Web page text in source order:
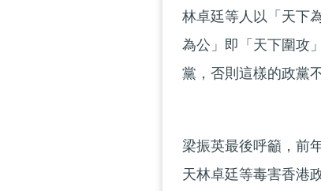
林卓廷等人以「天下
為公」即「天下圍攻
黨，否則這樣的政黨
梁振英最後呼籲，前
天林卓廷等毒害香港